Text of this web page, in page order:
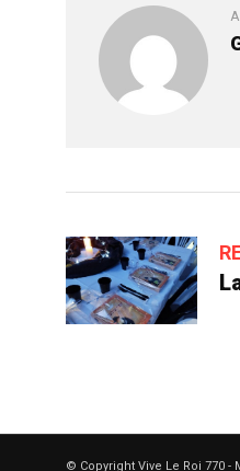
© Copyright Vive Le Roi 770 -